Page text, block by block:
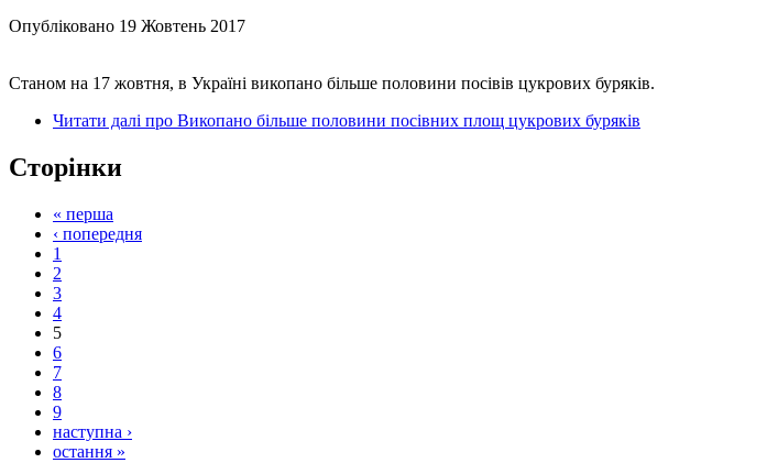
Опубліковано 19 Жовтень 2017
Станом на 17 жовтня, в Україні викопано більше половини посівів цукрових буряків.
Читати далі про Викопано більше половини посівних площ цукрових буряків
Сторінки
« перша
‹ попередня
1
2
3
4
5
6
7
8
9
наступна ›
остання »